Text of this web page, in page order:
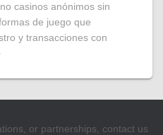
casinos anónimos sin
de juego que
y transacciones con
or partnerships, contact us